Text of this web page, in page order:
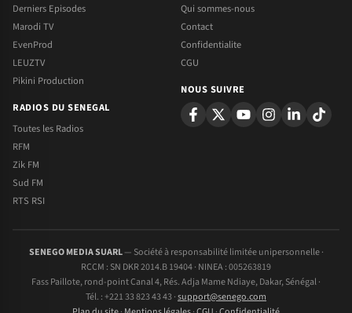
Derniers Episodes
Marodi TV
EvenProd
LEUZTV
Pikini Production
RADIOS DU SENEGAL
Toutes les Radios
RFM
Zik FM
Sud FM
RTS RSI
Qui sommes-nous
Contact
Confidentialite
CGU
NOUS SUIVRE
SENEGO MEDIA SUARL— Société à responsabilité limitée unipersonnelle ·
RCCM : SN DKR 2014.B 19404 · NINEA : 005263819
Fass Paillote, rond-point Canal 4, Rés. Adja Mame Ndiaye, Dakar, Sénégal ·
Tél. : +221 33 823 43 43 ·support@senego.com